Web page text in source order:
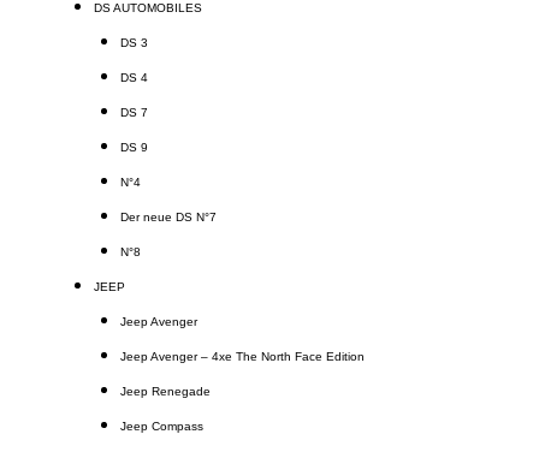
DS AUTOMOBILES
DS 3
DS 4
DS 7
DS 9
N°4
Der neue DS N°7
N°8
JEEP
Jeep Avenger
Jeep Avenger – 4xe The North Face Edition
Jeep Renegade
Jeep Compass